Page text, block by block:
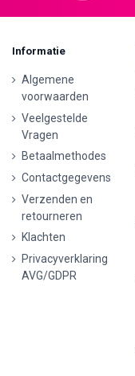
Informatie
Algemene
voorwaarden
Veelgestelde
Vragen
Betaalmethodes
Contactgegevens
Verzenden en
retourneren
Klachten
Privacyverklaring
AVG/GDPR